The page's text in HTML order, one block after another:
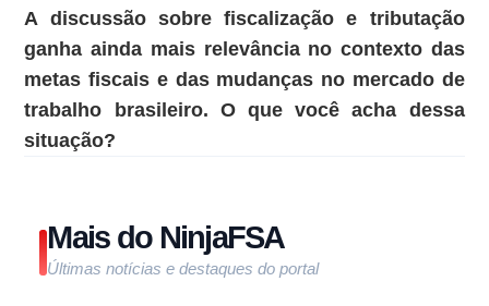
A discussão sobre fiscalização e tributação
ganha ainda mais relevância no contexto das
metas fiscais e das mudanças no mercado de
trabalho brasileiro. O que você acha dessa
situação?
Mais do NinjaFSA
Últimas notícias e destaques do portal